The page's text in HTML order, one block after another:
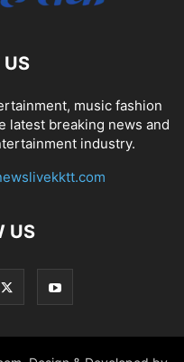
music fashion
latest breaking news and
industry.
US